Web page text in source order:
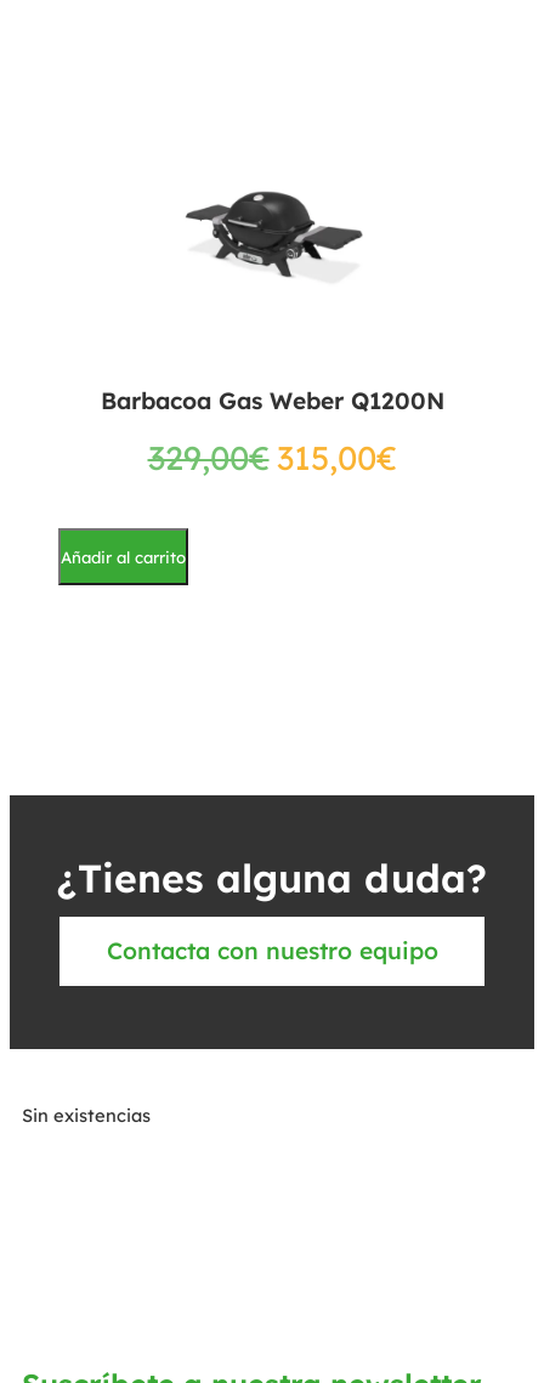
Barbacoa Gas Weber Q1200N
329,00€315,00€
Añadir al carrito
¿Tienes alguna duda?
Contacta con nuestro equipo
Sin existencias